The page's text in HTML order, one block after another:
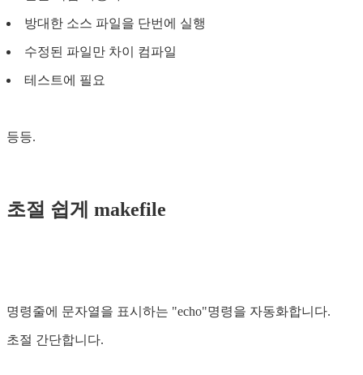
방대한 소스 파일을 단번에 실행
수정된 파일만 차이 컴파일
테스트에 필요
등등.
초절 쉽게 makefile
명령줄에 문자열을 표시하는 "echo"명령을 자동화합니다.
초절 간단합니다.